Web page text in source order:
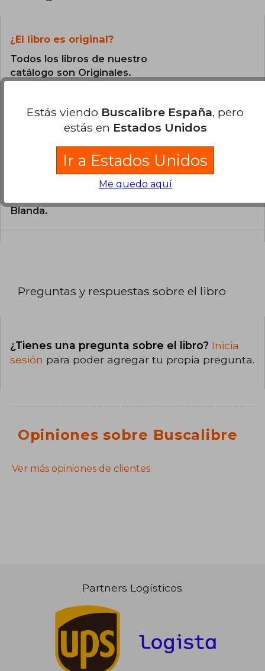
¿El libro es original?
Todos los libros de nuestro
catálogo son Originales.
¿En qué Idioma está escrito el
libro?
¿Cuál es la encuadernación de este libro?
Blanda.
Preguntas y respuestas sobre el libro
¿Tienes una pregunta sobre el libro? Inicia
sesión para poder agregar tu propia pregunta.
Opiniones sobre Buscalibre
Ver más opiniones de clientes
Partners Logísticos
Estás viendo Buscalibre España, pero
estás en Estados Unidos
Ir a Estados Unidos
Me quedo aquí